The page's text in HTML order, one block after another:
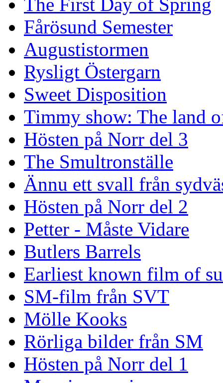
Fårösund Semester
Augustistormen
Rysligt Östergarn
Sweet Disposition
Timmy show: The land
Hösten på Norr del 3
The Smultronställe
Ännu ett svall från
Hösten på Norr del 2
Petter - Måste Vidare
Butlers Barrels
Earliest known film of
SM-film från SVT
Mölle Kooks
Rörliga bilder från SM
Hösten på Norr del 1